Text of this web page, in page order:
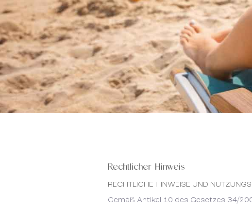
Rechtlicher Hinweis
RECHTLICHE HINWEISE UND
Gemäß Artikel 10 des Gesetzes 34/